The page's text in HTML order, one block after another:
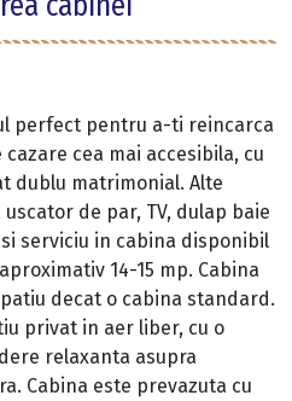
perfect pentru a-ti reincarca
cea mai accesibila, cu
dublu matrimonial. Alte
de par, TV, dulap baie
serviciu in cabina disponibil
14-15 mp. Cabina
decat o cabina standard.
privat in aer liber, cu o
relaxanta asupra
Cabina este prevazuta cu